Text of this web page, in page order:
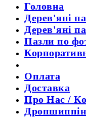
Головна
Дерев'яні
Дерев'яні
Пазли по
Оплата
Доставка
Про Нас /